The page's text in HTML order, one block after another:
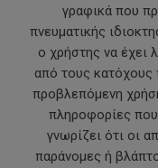
γραφικά που
πνευματικής
ο χρήστης να έχει
από τους κατόχους
προβλεπόμενη
πληροφορίες
γνωρίζει ότι οι
παράνομες ή